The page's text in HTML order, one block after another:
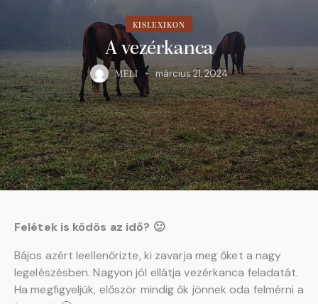
KISLEXIKON
A vezérkanca
MELI március 21, 2024
Felétek is ködös az idő? 🙂
Bájos azért leellenőrizte, ki zavarja meg őket a nagy
legelészésben. Nagyon jól ellátja vezérkanca feladatát.
Ha megfigyeljük, először mindig ők jönnek oda felmérni a